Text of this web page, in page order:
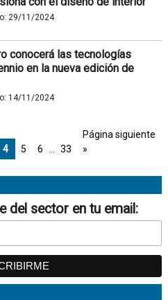
29/11/2024
conocerá las tecnologías
en la nueva edición de
14/11/2024
4 5 6 33
Página siguiente
»
del sector en tu email: